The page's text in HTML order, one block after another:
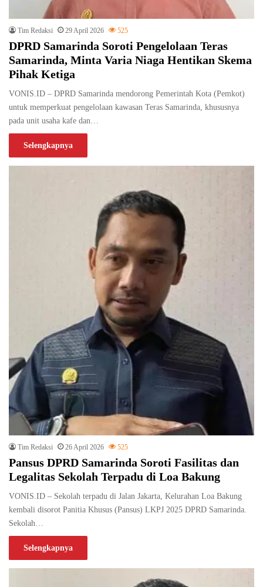
Tim Redaksi 29 April 2026 525
DPRD Samarinda Soroti Pengelolaan Teras
Samarinda, Minta Varia Niaga Hentikan Skema
Pihak Ketiga
VONIS.ID – DPRD Samarinda mendorong Pemerintah Kota (Pemkot)
untuk memperkuat pengelolaan kawasan Teras Samarinda, khususnya
pada unit usaha kafe dan…
Selengkapnya
Tim Redaksi 26 April 2026 525
Pansus DPRD Samarinda Soroti Fasilitas dan
Legalitas Sekolah Terpadu di Loa Bakung
VONIS.ID – Sekolah terpadu di Jalan Jakarta, Kelurahan Loa Bakung
kembali disorot Panitia Khusus (Pansus) LKPJ 2025 DPRD Samarinda.
Sekolah…
Selengkapnya